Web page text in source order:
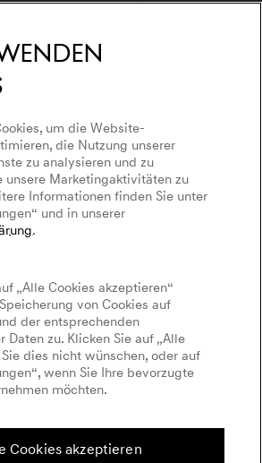
um die Website-
die Nutzung unserer
zu analysieren und zu
unsere Marketingaktivitäten zu
Informationen finden Sie unter
und in unserer
.
„Alle Cookies akzeptieren“
von Cookies auf
der entsprechenden
Daten zu. Klicken Sie auf „Alle
dies nicht wünschen, oder auf
wenn Sie Ihre bevorzugte
möchten.
Cookies akzeptieren